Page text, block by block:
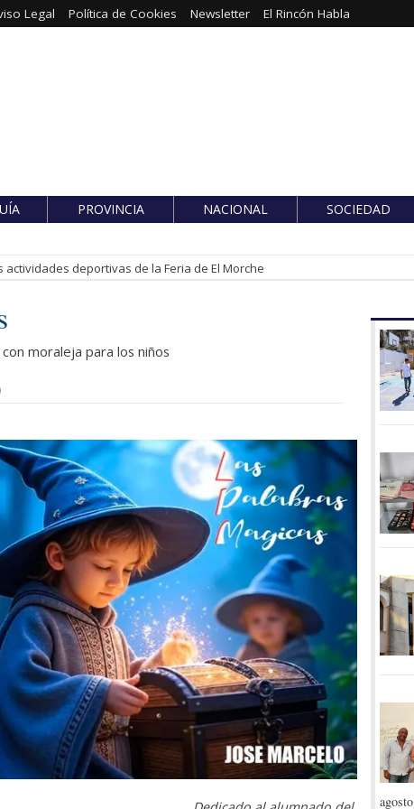
Legal Política de Cookies Newsletter El Rincón Habla
PROVINCIA NACIONAL SOCIEDAD
actividades deportivas de la Feria de El Morche
moraleja para los niños
agosto